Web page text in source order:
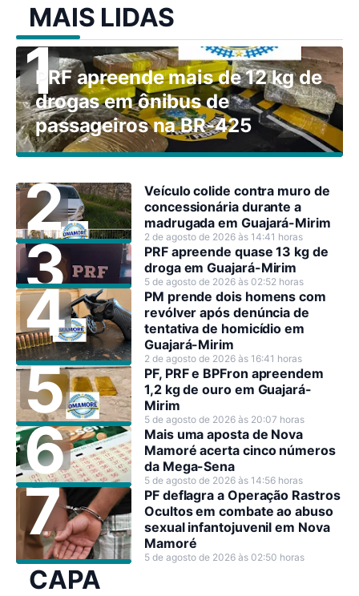
MAIS LIDAS
PRF apreende mais de 12 kg de
drogas em ônibus de
passageiros na BR-425
Veículo colide contra muro de
concessionária durante a
madrugada em Guajará-Mirim
2 de agosto de 2026 às 14:41 horas
PRF apreende quase 13 kg de
droga em Guajará-Mirim
5 de agosto de 2026 às 02:52 horas
PM prende dois homens com
revólver após denúncia de
tentativa de homicídio em
Guajará-Mirim
2 de agosto de 2026 às 16:41 horas
PF, PRF e BPFron apreendem
1,2 kg de ouro em Guajará-
Mirim
5 de agosto de 2026 às 20:07 horas
Mais uma aposta de Nova
Mamoré acerta cinco números
da Mega-Sena
5 de agosto de 2026 às 14:56 horas
PF deflagra a Operação Rastros
Ocultos em combate ao abuso
sexual infantojuvenil em Nova
Mamoré
5 de agosto de 2026 às 02:50 horas
CAPA